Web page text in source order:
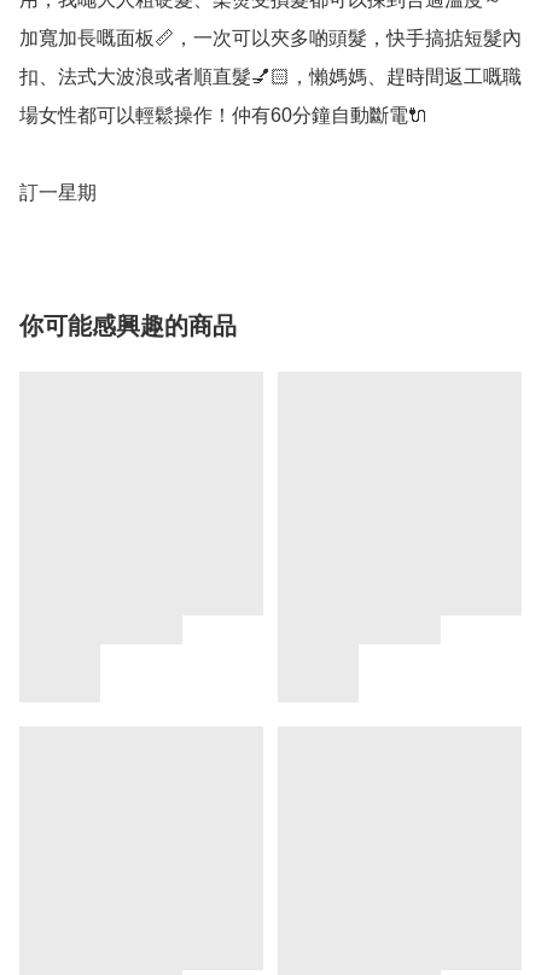
加寬加長嘅面板📏，一次可以夾多啲頭髮，快手搞掂短髮內
扣、法式大波浪或者順直髮💅🏻，懶媽媽、趕時間返工嘅職
場女性都可以輕鬆操作！仲有60分鐘自動斷電🔌
訂一星期
你可能感興趣的商品